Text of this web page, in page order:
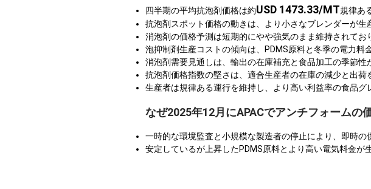
四半期の平均抗泡剤価格は約USD 1473.33/MT規律あ
抗泡剤スポット価格の動きは、より小さなブレンダーが
消泡剤の価格予測は短期的にやや強気のまま維持されて
泡抑制剤生産コストの傾向は、PDMS原料と冬季の電力料
消泡剤需要見通しは、輸出の在庫補充と食品加工の季節
抗泡剤価格指数の堅さは、適合生産者の在庫の減少と出荷
生産者は規律ある運行を維持し、より高い利益率の食品
なぜ2025年12月にAPACでアンチフォームの
一時的な環境監査と小規模な製造者の停止により、即時の
安定しているが上昇したPDMS原料とより高い電気料金が